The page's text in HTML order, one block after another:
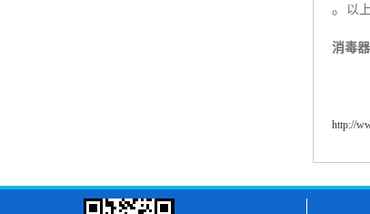
。 以
消毒器
http://